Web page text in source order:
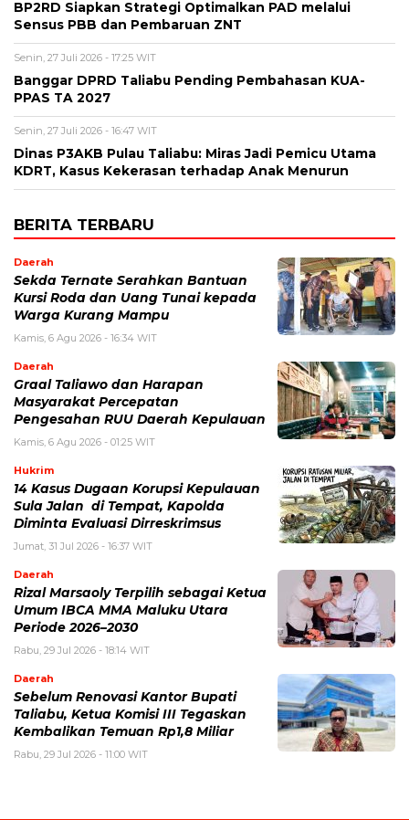
BP2RD Siapkan Strategi Optimalkan PAD melalui
Sensus PBB dan Pembaruan ZNT
Senin, 27 Juli 2026 - 17:25 WIT
Banggar DPRD Taliabu Pending Pembahasan KUA-
PPAS TA 2027
Senin, 27 Juli 2026 - 16:47 WIT
Dinas P3AKB Pulau Taliabu: Miras Jadi Pemicu Utama
KDRT, Kasus Kekerasan terhadap Anak Menurun
BERITA TERBARU
Daerah
Sekda Ternate Serahkan Bantuan
Kursi Roda dan Uang Tunai kepada
Warga Kurang Mampu
Kamis, 6 Agu 2026 - 16:34 WIT
Daerah
Graal Taliawo dan Harapan
Masyarakat Percepatan
Pengesahan RUU Daerah Kepulauan
Kamis, 6 Agu 2026 - 01:25 WIT
Hukrim
14 Kasus Dugaan Korupsi Kepulauan
Sula Jalan di Tempat, Kapolda
Diminta Evaluasi Dirreskrimsus
Jumat, 31 Jul 2026 - 16:37 WIT
Daerah
Rizal Marsaoly Terpilih sebagai Ketua
Umum IBCA MMA Maluku Utara
Periode 2026–2030
Rabu, 29 Jul 2026 - 18:14 WIT
Daerah
Sebelum Renovasi Kantor Bupati
Taliabu, Ketua Komisi III Tegaskan
Kembalikan Temuan Rp1,8 Miliar
Rabu, 29 Jul 2026 - 11:00 WIT